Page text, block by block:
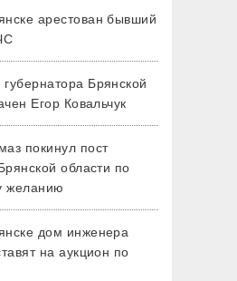
арестован бывший
губернатора Брянской
Егор Ковальчук
покинул пост
области по
желанию
дом инженера
на аукцион по